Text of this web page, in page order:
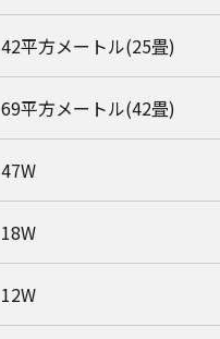
42平方メートル(25畳)
69平方メートル(42畳)
47W
18W
12W